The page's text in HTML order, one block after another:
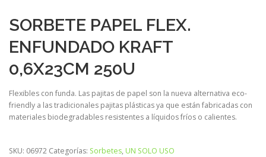
SORBETE PAPEL FLEX.
ENFUNDADO KRAFT
0,6X23CM 250U
Flexibles con funda. Las pajitas de papel son la nueva alternativa eco-
friendly a las tradicionales pajitas plásticas ya que están fabricadas con
materiales biodegradables resistentes a líquidos fríos o calientes.
SKU: 06972 Categorías: Sorbetes, UN SOLO USO